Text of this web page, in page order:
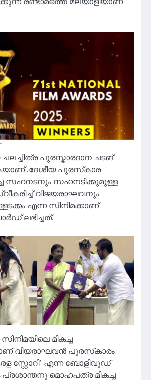
രണ്ടാമത്തെ മലയാളിയാണ്
ചലച്ചിത്ര പുരസ്കാരദാന ചടങ്
.ദേശീയ പുരസ്‌കാര
സഹനടനും സഹനടിക്കുമുള്ള
വിജയരാഘവനും
എന്ന സിനിമക്കാണ്
ലഭിച്ചത്.
മികച്ച
വിയരാഘവൻ പുരസ്‌കാരം
സ്റ്റോറി’ എന്ന ബോളിവുഡ്
പ്രശാന്തനു മൊഹപത്ര മികച്ച